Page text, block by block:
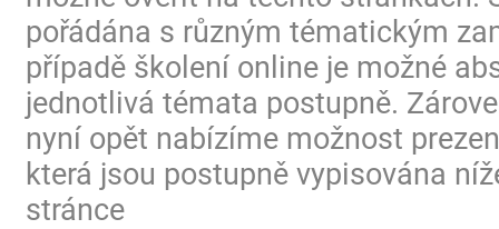
pořádána s různým tématickým
případě školení online je možné
jednotlivá témata postupně.
nyní opět nabízíme možnost
která jsou postupně vypisována
stránce